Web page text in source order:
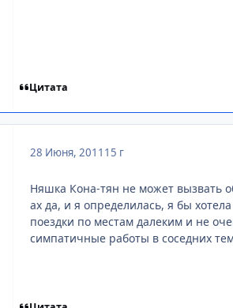
Цитата
28 Июня, 2011 15 г
Няшка Кона-тян не может вызвать
ах да, и я определилась, я бы
поездки по местам далеким и не
симпатичные работы в соседних